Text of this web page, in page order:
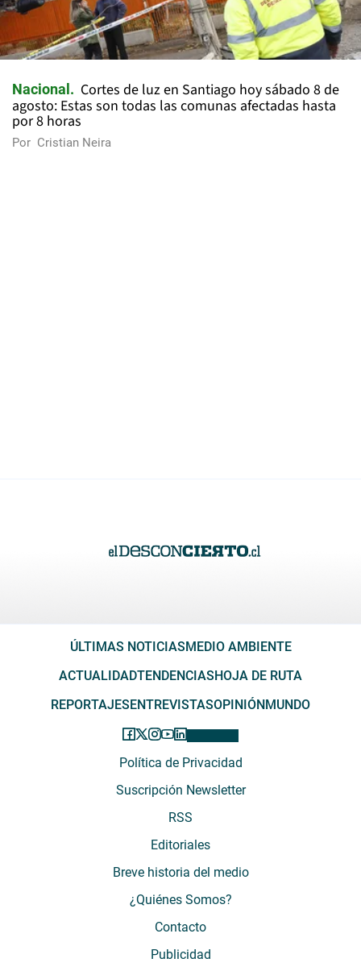
Nacional
Cortes de luz en Santiago hoy sábado 8 de
agosto: Estas son todas las comunas afectadas hasta
por 8 horas
Por Cristian Neira
ÚLTIMAS NOTICIASMEDIO AMBIENTE
ACTUALIDADTENDENCIASHOJA DE RUTA
REPORTAJESENTREVISTASOPINIÓNMUNDO
Política de Privacidad
Suscripción Newsletter
RSS
Editoriales
Breve historia del medio
¿Quiénes Somos?
Contacto
Publicidad